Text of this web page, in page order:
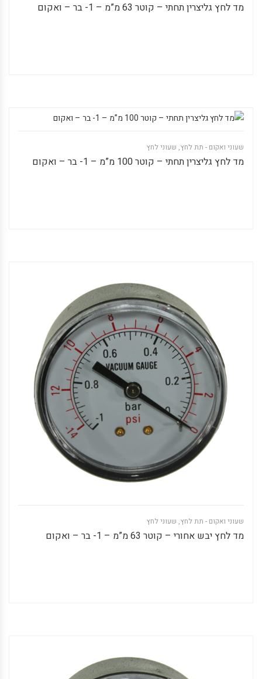
מד לחץ גליצרין תחתי – קוטר 63 מ”מ – 1- בר – ואקום
שעוני ואקום - תת לחץ, שעוני לחץ
מד לחץ גליצרין תחתי – קוטר 100 מ”מ – 1- בר – ואקום
שעוני ואקום - תת לחץ, שעוני לחץ
מד לחץ יבש אחורי – קוטר 63 מ”מ – 1- בר – ואקום